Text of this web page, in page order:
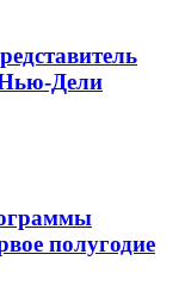
Дели
полугодие